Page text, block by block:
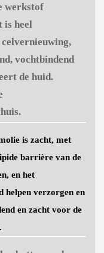
werkstof
is heel
vochtbindend
de huid.
is zacht, met
barrière van de
en het
helpen verzorgen en
en zacht voor de